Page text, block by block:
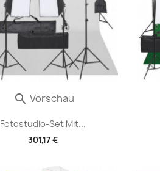
Fotostudio-Set Mit...
301,17 €
 Vorschau